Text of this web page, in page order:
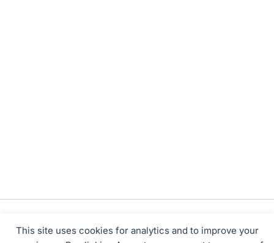
This site uses cookies for analytics and to improve your